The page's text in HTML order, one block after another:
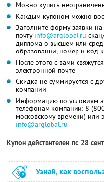
Можно купить
Каждым купоном можно
Заполните форму заявки на
почту info@arglobal.ru
диплома о высшем или
образовании, номер и код
После этого с вами
электронной почте
Скидка не суммируется с
компании
Информацию по условиям
телефонам компании: 8
московскому времени) или
info@arglobal.ru
Купон действителен по 28
Узнай, как